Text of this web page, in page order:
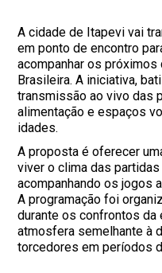
A cidade de Itapevi vai
em ponto de encontro
acompanhar os
Brasileira. A iniciativa,
transmissão ao vivo das
alimentação e espaços
idades.
A proposta é oferecer
viver o clima das
acompanhando os jogos
A programação foi
durante os confrontos da
atmosfera semelhante à
torcedores em períodos